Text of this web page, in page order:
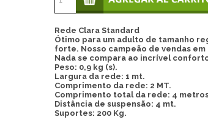
Rede Clara Standard
Ótimo para um adulto de tamanho
forte. Nosso campeão de vendas
Nada se compara ao incrível
Peso: 0,9 kg (s).
Largura da rede: 1 mt.
Comprimento da rede: 2 MT.
Comprimento total da rede: 4
Distância de suspensão: 4 mt.
Suportes: 200 Kg.